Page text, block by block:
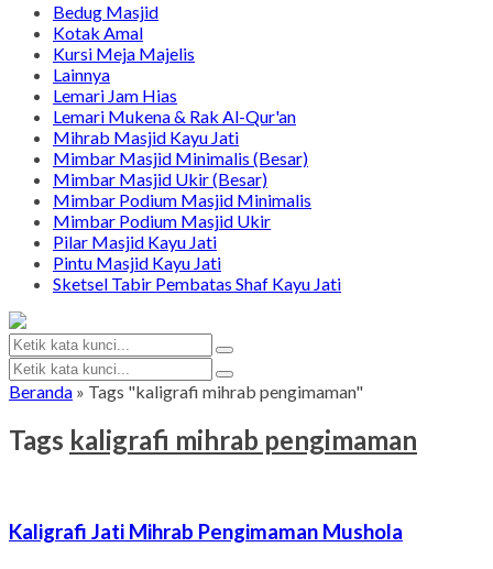
Bedug Masjid
Kotak Amal
Kursi Meja Majelis
Lainnya
Lemari Jam Hias
Lemari Mukena & Rak Al-Qur'an
Mihrab Masjid Kayu Jati
Mimbar Masjid Minimalis (Besar)
Mimbar Masjid Ukir (Besar)
Mimbar Podium Masjid Minimalis
Mimbar Podium Masjid Ukir
Pilar Masjid Kayu Jati
Pintu Masjid Kayu Jati
Sketsel Tabir Pembatas Shaf Kayu Jati
Beranda » Tags "kaligrafi mihrab pengimaman"
Tags kaligrafi mihrab pengimaman
Kaligrafi Jati Mihrab Pengimaman Mushola